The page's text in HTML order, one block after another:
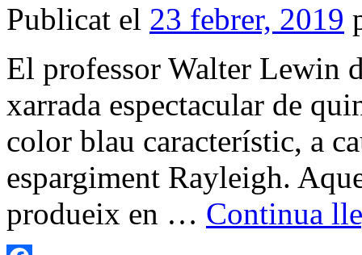
Publicat el 23 febrer, 2019
El professor Walter Lewin
xarrada espectacular de
color blau característic, a
espargiment Rayleigh.
produeix en … Continua